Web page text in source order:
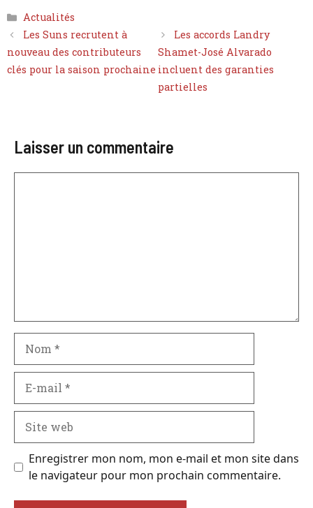
Catégories
Actualités
Les Suns recrutent à
nouveau des contributeurs
clés pour la saison prochaine
Les accords Landry
Shamet-José Alvarado
incluent des garanties
partielles
Laisser un commentaire
mail
Site
web
Enregistrer mon nom, mon e-mail et mon site dans
le navigateur pour mon prochain commentaire.